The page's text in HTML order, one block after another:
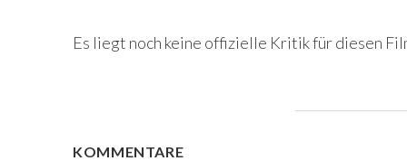
Es liegt noch keine offizielle Kritik für diesen
KOMMENTARE